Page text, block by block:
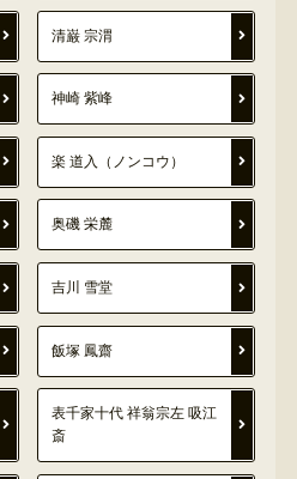
清巌 宗渭
神崎 紫峰
楽 道入（ノンコウ）
奥磯 栄麓
吉川 雪堂
飯塚 鳳齋
表千家十代 祥翁宗左 吸江
斎